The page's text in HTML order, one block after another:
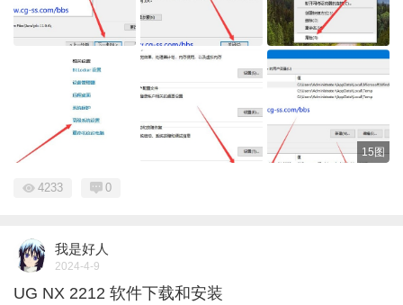
15图
4233 0
我是好人
2024-4-9
UG NX 2212 软件下载和安装